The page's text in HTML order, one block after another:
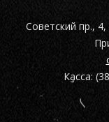
Советский пр.,
Касса: